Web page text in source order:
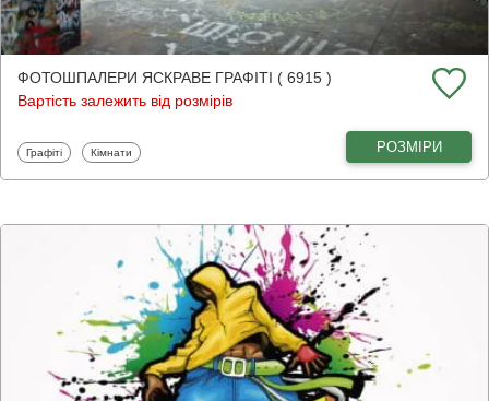
ФОТОШПАЛЕРИ ЯСКРАВЕ ГРАФІТІ ( 6915 )
Вартість залежить від розмірів
Фотошпалери
Графіті Фотошпалери
Кімнати РОЗМІРИ